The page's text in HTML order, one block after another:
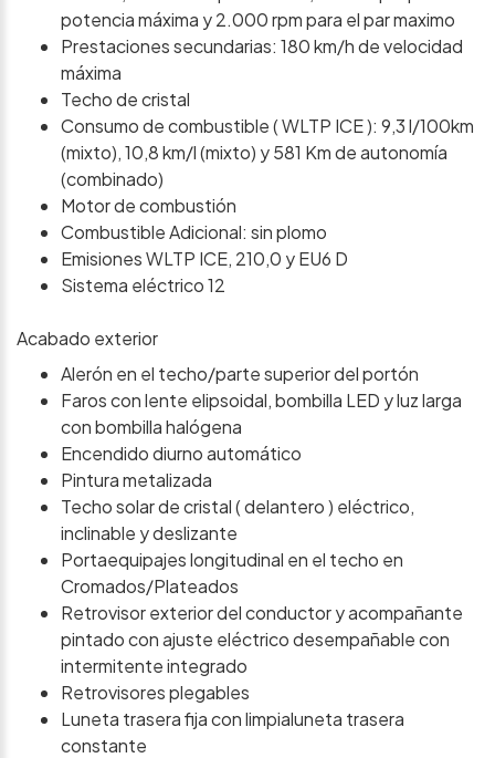
potencia máxima y 2.000 rpm para el par maximo
Prestaciones secundarias: 180 km/h de velocidad
máxima
Techo de cristal
Consumo de combustible ( WLTP ICE ): 9,3 l/100km
(mixto), 10,8 km/l (mixto) y 581 Km de autonomía
(combinado)
Motor de combustión
Combustible Adicional: sin plomo
Emisiones WLTP ICE, 210,0 y EU6 D
Sistema eléctrico 12
Acabado exterior
Alerón en el techo/parte superior del portón
Faros con lente elipsoidal, bombilla LED y luz larga
con bombilla halógena
Encendido diurno automático
Pintura metalizada
Techo solar de cristal ( delantero ) eléctrico,
inclinable y deslizante
Portaequipajes longitudinal en el techo en
Cromados/Plateados
Retrovisor exterior del conductor y acompañante
pintado con ajuste eléctrico desempañable con
intermitente integrado
Retrovisores plegables
Luneta trasera fija con limpialuneta trasera
constante